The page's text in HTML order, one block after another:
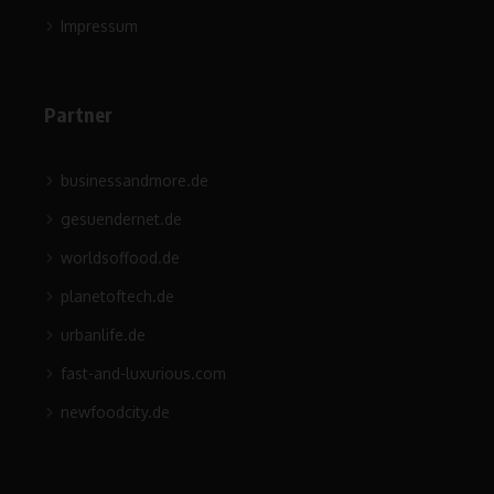
Impressum
Partner
businessandmore.de
gesuendernet.de
worldsoffood.de
planetoftech.de
urbanlife.de
fast-and-luxurious.com
newfoodcity.de